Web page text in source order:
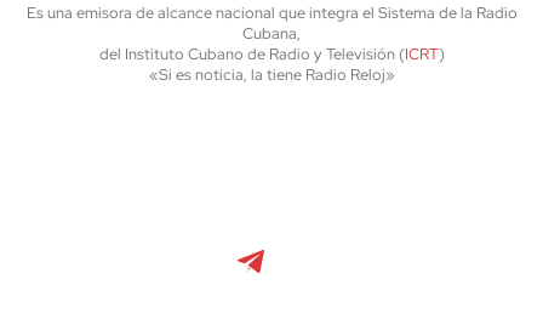
Es una emisora de alcance nacional que integra el Sistema de la Radio
Cubana,
del Instituto Cubano de Radio y Televisión (ICRT)
«Si es noticia, la tiene Radio Reloj»